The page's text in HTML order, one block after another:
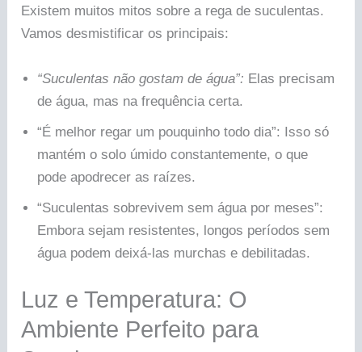
Existem muitos mitos sobre a rega de suculentas.
Vamos desmistificar os principais:
“Suculentas não gostam de água”: Elas precisam
de água, mas na frequência certa.
“É melhor regar um pouquinho todo dia”: Isso só
mantém o solo úmido constantemente, o que
pode apodrecer as raízes.
“Suculentas sobrevivem sem água por meses”:
Embora sejam resistentes, longos períodos sem
água podem deixá-las murchas e debilitadas.
Luz e Temperatura: O
Ambiente Perfeito para